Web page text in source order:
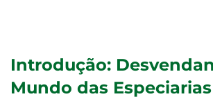
Introdução:
Mundo das